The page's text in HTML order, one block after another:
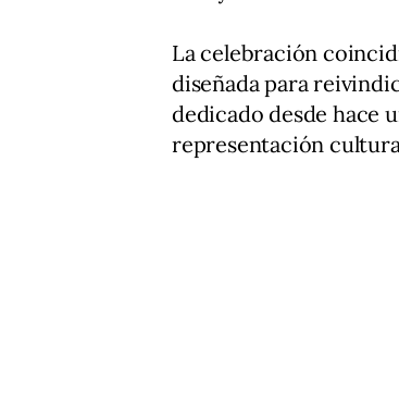
La celebración
diseñada para
dedicado desde hace
representación